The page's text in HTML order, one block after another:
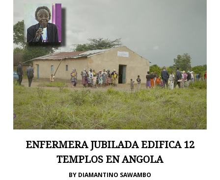
ENFERMERA JUBILADA EDIFICA 12
TEMPLOS EN ANGOLA
BY DIAMANTINO SAWAMBO